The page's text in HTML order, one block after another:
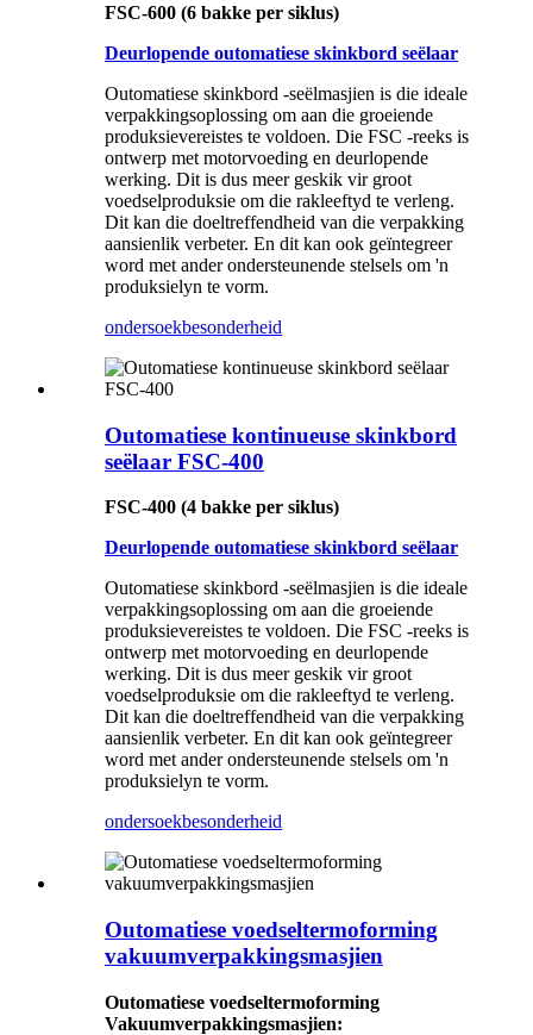
FSC-600 (6 bakke per siklus)
Deurlopende outomatiese skinkbord seëlaar
Outomatiese skinkbord -seëlmasjien is die ideale
verpakkingsoplossing om aan die groeiende
produksievereistes te voldoen. Die FSC -reeks is
ontwerp met motorvoeding en deurlopende
werking. Dit is dus meer geskik vir groot
voedselproduksie om die rakleeftyd te verleng.
Dit kan die doeltreffendheid van die verpakking
aansienlik verbeter. En dit kan ook geïntegreer
word met ander ondersteunende stelsels om 'n
produksielyn te vorm.
ondersoekbesonderheid
Outomatiese kontinueuse skinkbord
seëlaar FSC-400
FSC-400 (4 bakke per siklus)
Deurlopende outomatiese skinkbord seëlaar
Outomatiese skinkbord -seëlmasjien is die ideale
verpakkingsoplossing om aan die groeiende
produksievereistes te voldoen. Die FSC -reeks is
ontwerp met motorvoeding en deurlopende
werking. Dit is dus meer geskik vir groot
voedselproduksie om die rakleeftyd te verleng.
Dit kan die doeltreffendheid van die verpakking
aansienlik verbeter. En dit kan ook geïntegreer
word met ander ondersteunende stelsels om 'n
produksielyn te vorm.
ondersoekbesonderheid
Outomatiese voedseltermoforming
vakuumverpakkingsmasjien
Outomatiese voedseltermoforming
Vakuumverpakkingsmasjien: